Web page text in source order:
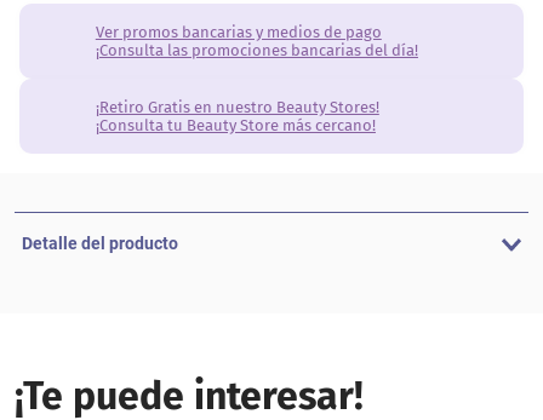
Ver promos bancarias y medios de pago
¡Consulta las promociones bancarias del día!
¡Retiro Gratis en nuestro Beauty Stores!
¡Consulta tu Beauty Store más cercano!
Detalle del producto
¡Te puede interesar!